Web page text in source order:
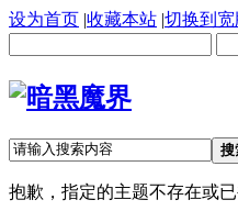
设为首页 |收藏本站 |切换到宽
搜
抱歉，指定的主题不存在或